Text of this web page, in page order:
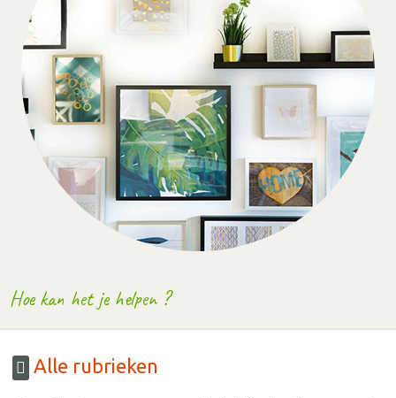
Hoe kan het je helpen ?
Alle rubrieken